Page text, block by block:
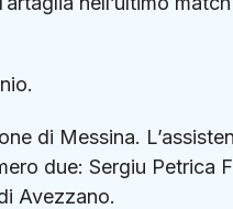
di Messina.
due: Sergiu Petrica
Avezzano.